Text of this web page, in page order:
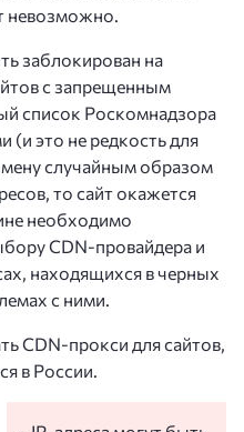
невозможно.
заблокирован на
с запрещенным
список Роскомнадзора
(и это не редкость для
случайным образом
то сайт окажется
необходимо
CDN-провайдера и
находящихся в черных
с ними.
CDN-прокси для сайтов,
в России.